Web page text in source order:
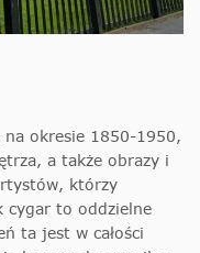
na okresie 1850-1950,
a także obrazy i
którzy
cygar to oddzielne
ta jest w całości